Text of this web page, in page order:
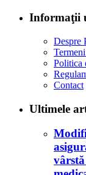
Informaţii
Despre
Politica
Contact
Ultimele